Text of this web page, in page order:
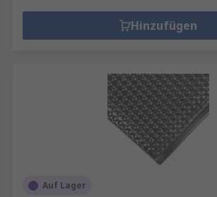
Hinzufügen
Auf Lager